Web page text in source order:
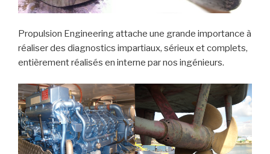
Propulsion Engineering attache une grande importance à
réaliser des diagnostics impartiaux, sérieux et complets,
entièrement réalisés en interne par nos ingénieurs.